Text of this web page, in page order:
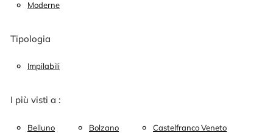
Moderne
Tipologia
Impilabili
I più visti a :
Belluno Bolzano Castelfranco Veneto